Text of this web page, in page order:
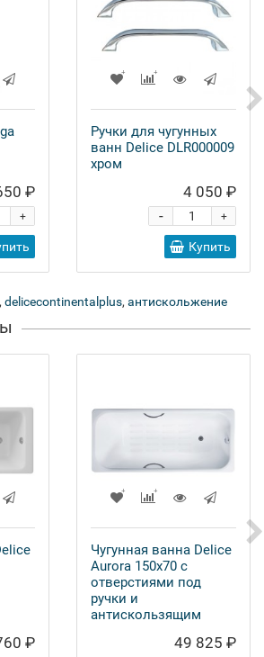
₽
+
Ручки для чугунных
ванн Delice DLR000009
хром
4 050 ₽
+
-
Купить
, delicecontinentalplus, антискольжение
₽
Чугунная ванна Delice
Aurora 150x70 с
отверстиями под
ручки и
антискользящим
49 825 ₽